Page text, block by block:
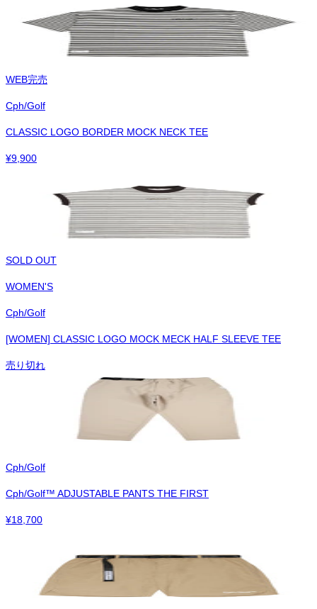
WEB完売
Cph/Golf
CLASSIC LOGO BORDER MOCK NECK TEE
¥9,900
SOLD OUT
WOMEN'S
Cph/Golf
[WOMEN] CLASSIC LOGO MOCK MECK HALF SLEEVE TEE
売り切れ
Cph/Golf
Cph/Golf™︎ ADJUSTABLE PANTS THE FIRST
¥18,700